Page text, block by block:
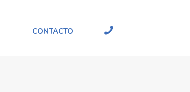
CONTACTO